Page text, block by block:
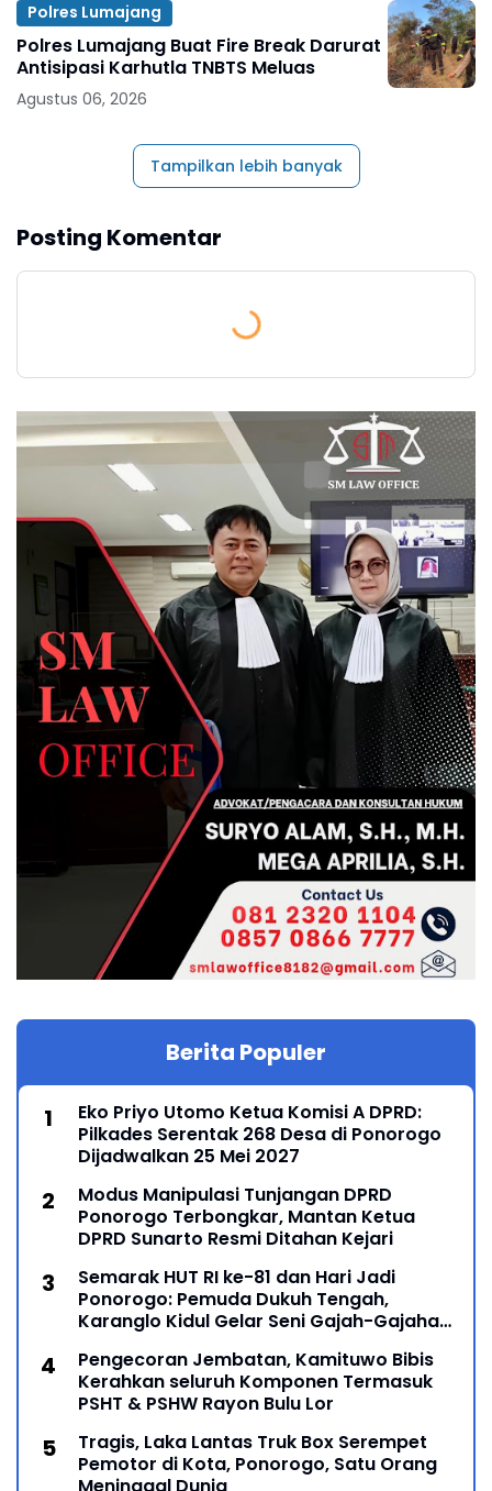
Polres Lumajang
Polres Lumajang Buat Fire Break Darurat
Antisipasi Karhutla TNBTS Meluas
Agustus 06, 2026
Tampilkan lebih banyak
Posting Komentar
Berita Populer
Eko Priyo Utomo Ketua Komisi A DPRD:
Pilkades Serentak 268 Desa di Ponorogo
Dijadwalkan 25 Mei 2027
Modus Manipulasi Tunjangan DPRD
Ponorogo Terbongkar, Mantan Ketua
DPRD Sunarto Resmi Ditahan Kejari
Semarak HUT RI ke-81 dan Hari Jadi
Ponorogo: Pemuda Dukuh Tengah,
Karanglo Kidul Gelar Seni Gajah-Gajahan,
Pengecoran Jembatan, Kamituwo Bibis
Kerahkan seluruh Komponen Termasuk
PSHT & PSHW Rayon Bulu Lor
Tragis, Laka Lantas Truk Box Serempet
Pemotor di Kota, Ponorogo, Satu Orang